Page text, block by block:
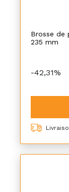
Brosse de
235 mm
-42,31%